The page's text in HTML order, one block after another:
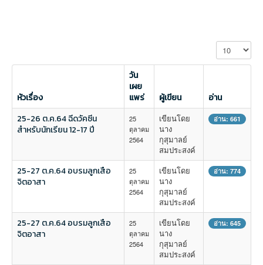
แสดง #
หัวเรื่อง
วัน
เผย
แพร่
ผู้เขียน
อ่าน
25-26 ต.ค.64 ฉีดวัคซีน
สำหรับนักเรียน 12-17 ปี
25
ตุลาคม
2564
เขียนโดย
นาง
กุสุมาลย์
สมประสงค์
อ่าน: 661
25-27 ต.ค.64 อบรมลูกเสือ
จิตอาสา
25
ตุลาคม
2564
เขียนโดย
นาง
กุสุมาลย์
สมประสงค์
อ่าน: 774
25-27 ต.ค.64 อบรมลูกเสือ
จิตอาสา
25
ตุลาคม
2564
เขียนโดย
นาง
กุสุมาลย์
สมประสงค์
อ่าน: 645